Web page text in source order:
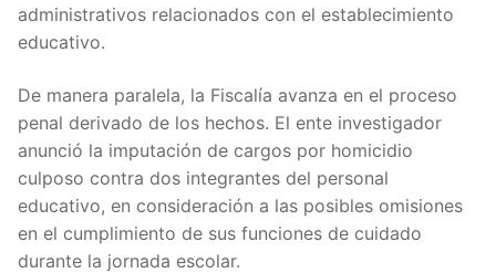
administrativos relacionados con el establecimiento
educativo.
De manera paralela, la Fiscalía avanza en el proceso
penal derivado de los hechos. El ente investigador
anunció la imputación de cargos por homicidio
culposo contra dos integrantes del personal
educativo, en consideración a las posibles omisiones
en el cumplimiento de sus funciones de cuidado
durante la jornada escolar.